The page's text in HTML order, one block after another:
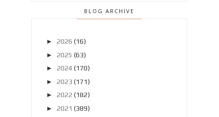
BLOG ARCHIVE
► 2026 (16)
► 2025 (63)
► 2024 (170)
► 2023 (171)
► 2022 (182)
► 2021 (389)